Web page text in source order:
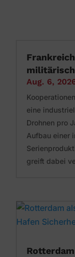
Aug. 6,
eine
Drohnen pro
Aufbau einer
greift dabei